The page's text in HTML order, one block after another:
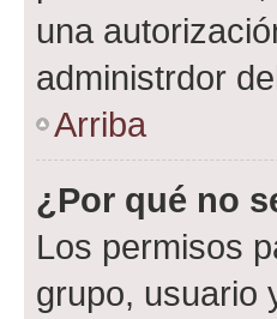
una
administrdor
Arriba
¿Por qué no
Los permisos
grupo, usuario